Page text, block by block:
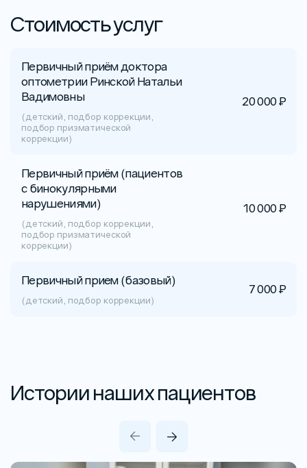
Стоимость услуг
Первичный приём доктора
оптометрии Ринской Натальи
Вадимовны
(детский, подбор коррекции,
подбор призматической
коррекции)
20 000 ₽
Первичный приём (пациентов
с бинокулярными
нарушениями)
(детский, подбор коррекции,
подбор призматической
коррекции)
10 000 ₽
Первичный прием (базовый)
(детский, подбор коррекции)
7 000 ₽
Истории наших пациентов